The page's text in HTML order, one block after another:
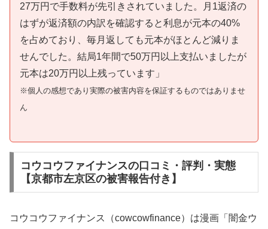
27万円で手数料が先引きされていました。月1返済の
はずが返済額の内訳を確認すると利息が元本の40%
を占めており、毎月返しても元本がほとんど減りま
せんでした。結局1年間で50万円以上支払いましたが
元本は20万円以上残っています」
※個人の感想であり実際の被害内容を保証するものではありませ
ん
コウコウファイナンスの口コミ・評判・実態
【京都市左京区の被害報告付き】
コウコウファイナンス（cowcowfinance）は漫画「闇金ウ